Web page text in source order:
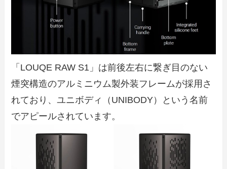
「LOUQE RAW S1」は前後左右に繋ぎ目のない
煙突構造のアルミニウム製外装フレームが採用さ
れており、ユニボディ（UNIBODY）という名前
でアピールされています。